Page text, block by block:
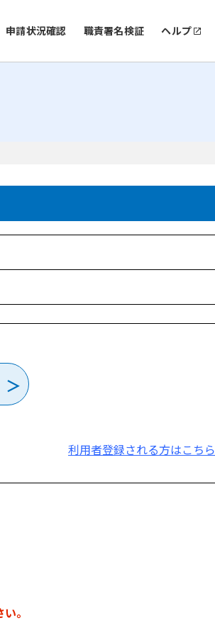
申請状況確認 職責署名検証 ヘルプ
利用者登録される方はこちら
。